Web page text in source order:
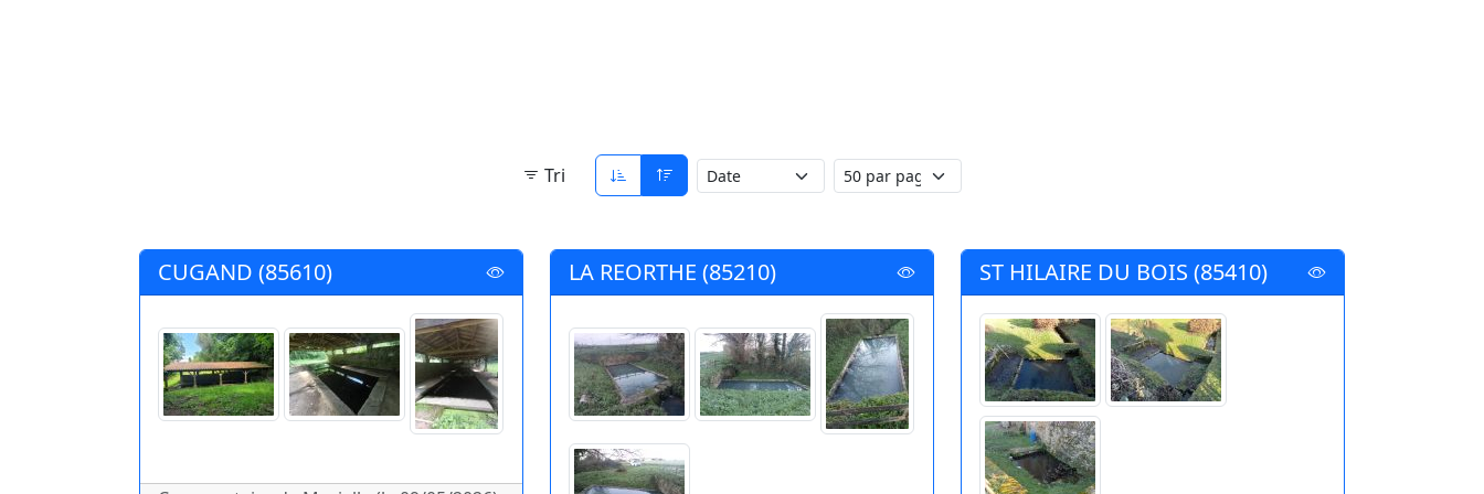
Tri
CUGAND (85610) LA REORTHE (85210) ST HILAIRE DU BOIS (85410)